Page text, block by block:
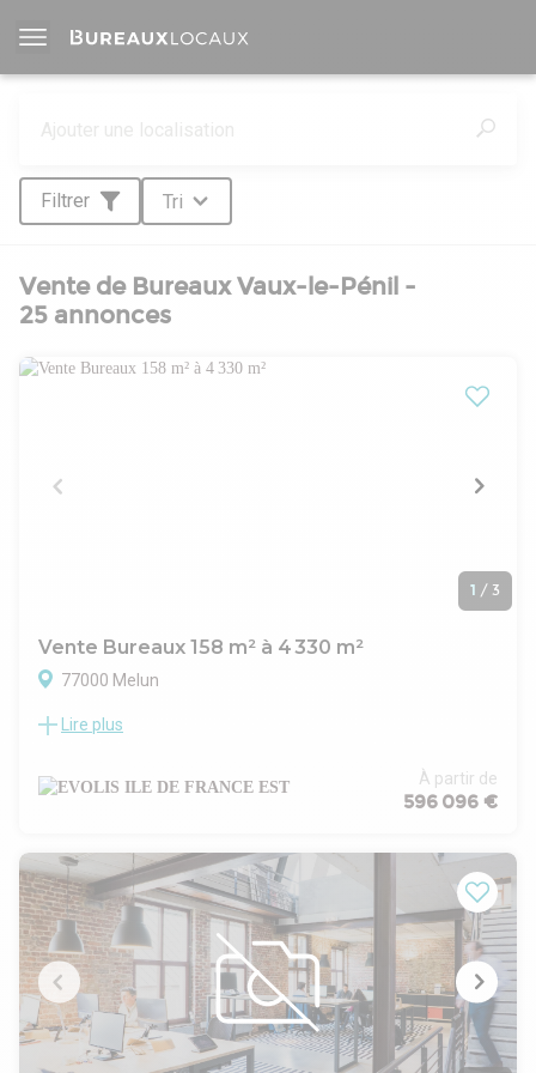
Filtrer Tri
Vente de Bureaux Vaux-le-Pénil -
25 annonces
1 / 3
Vente Bureaux 158 m² à 4 330 m²
77000 Melun
Au coeur du quartier de la gare de Melun, un secteur en
Ce bâtiment neuf, conçu selon les normes les plus
rigoureuses, est labellisé HQE avec un niveau d'excellence, et
s'étend sur une surface totale de 4 330 m², divisibles à partir
de 158 m² à la vente. La livraison de ce programme est
prévue pour décembre 2026, offrant ainsi une opportunité
unique d'investir dans un bien immobilier qui allie modernité,
durabilité et fonctionnalité.
. Immeuble moderne
. HQE Bâtiment durable, niveau excellent
. E+C- niveau E2C1
. RT 2012 -40%
Lire plus
À partir de
596 096 €